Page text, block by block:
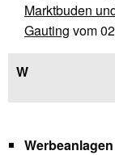
Marktbuden
Gauting vom
W
Werbeanlagen